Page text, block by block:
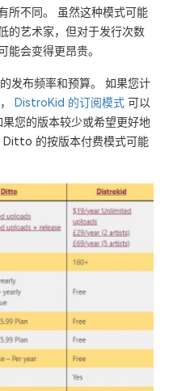
所不同。 虽然这种模式可能
的艺术家，但对于发行次数
能会变得更昂贵。
发布频率和预算。 如果您计
DistroKid 的订阅模式可以
您的版本较少或希望更好地
Ditto 的按版本付费模式可能